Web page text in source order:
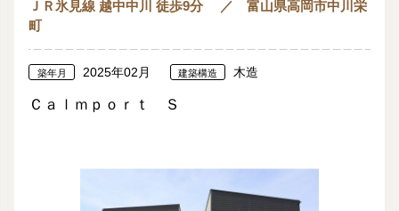
ＪＲ氷見線 越中中川 徒歩9分 ／ 富山県高岡市中川栄
町
築年月 2025年02月 建築構造 木造
Ｃａｌｍｐｏｒｔ Ｓ